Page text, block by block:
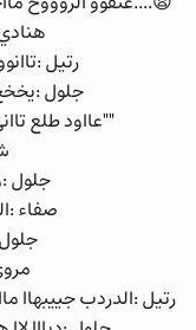
رتيل
جلول
""عااود طلع
جلول
صفاء
رتيل :الدردب